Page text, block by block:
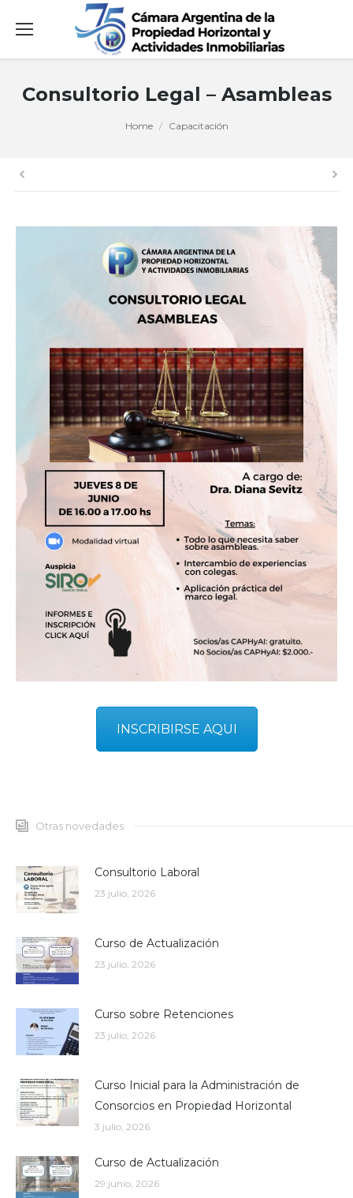
Consultorio Legal – Asambleas
Home Capacitación
INSCRIBIRSE AQUI
Otras novedades
Consultorio Laboral
23 julio, 2026
Curso de Actualización
23 julio, 2026
Curso sobre Retenciones
23 julio, 2026
Curso Inicial para la Administración de
Consorcios en Propiedad Horizontal
3 julio, 2026
Curso de Actualización
29 junio, 2026